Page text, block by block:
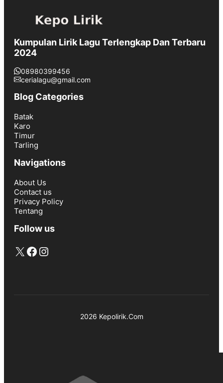
Kumpulan Lirik Lagu Terlengkap Dan Terbaru
2024
08980399456
cerialagu@gmail.com
Blog Categories
Batak
Karo
Timur
Tarling
Navigations
About Us
Contact us
Privacy Policy
Tentang
Follow us
X Facebook
Instagram
2026 Kepolirik.Com